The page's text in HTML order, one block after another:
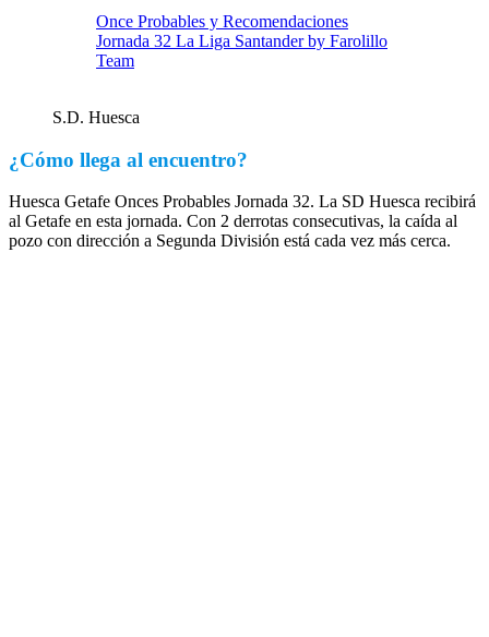
Once Probables y Recomendaciones
Jornada 32 La Liga Santander by Farolillo
Team
S.D. Huesca
¿Cómo llega al encuentro?
Huesca Getafe Onces Probables Jornada 32. La SD Huesca recibirá
al Getafe en esta jornada. Con 2 derrotas consecutivas, la caída al
pozo con dirección a Segunda División está cada vez más cerca.